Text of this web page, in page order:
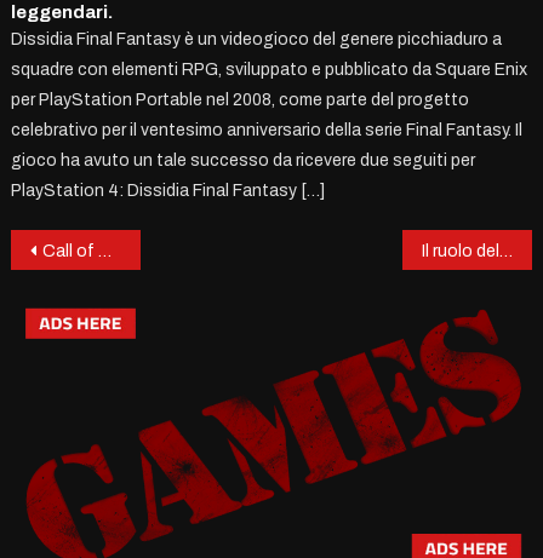
leggendari.
Dissidia Final Fantasy è un videogioco del genere picchiaduro a
squadre con elementi RPG, sviluppato e pubblicato da Square Enix
per PlayStation Portable nel 2008, come parte del progetto
celebrativo per il ventesimo anniversario della serie Final Fantasy. Il
gioco ha avuto un tale successo da ricevere due seguiti per
PlayStation 4: Dissidia Final Fantasy […]
Post
navigation
Call of Duty: Black Ops 7 – Il ritorno del caos, tra nostalgia e innovazione